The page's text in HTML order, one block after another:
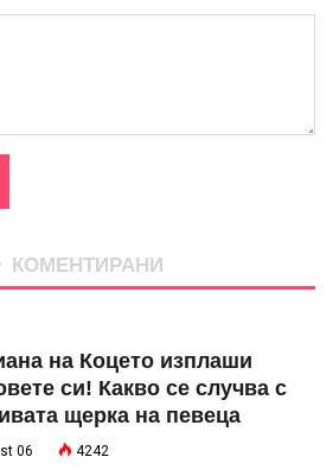
КОМЕНТИРАНИ
на Коцето изплаши
си! Какво се случва с
щерка на певеца
06 4242